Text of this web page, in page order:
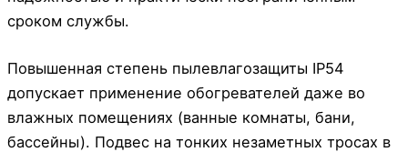
сроком службы.
Повышенная степень пылевлагозащиты IP54
допускает применение обогревателей даже во
влажных помещениях (ванные комнаты, бани,
бассейны). Подвес на тонких незаметных тросах в